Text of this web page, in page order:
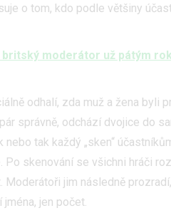
o tom, kdo podle většiny
moderátor už pátým
odhalí, zda muž a žena byli
správně, odchází dvojice do
tak každý „sken“
skenování se všichni hráči
jim následně
jen počet.